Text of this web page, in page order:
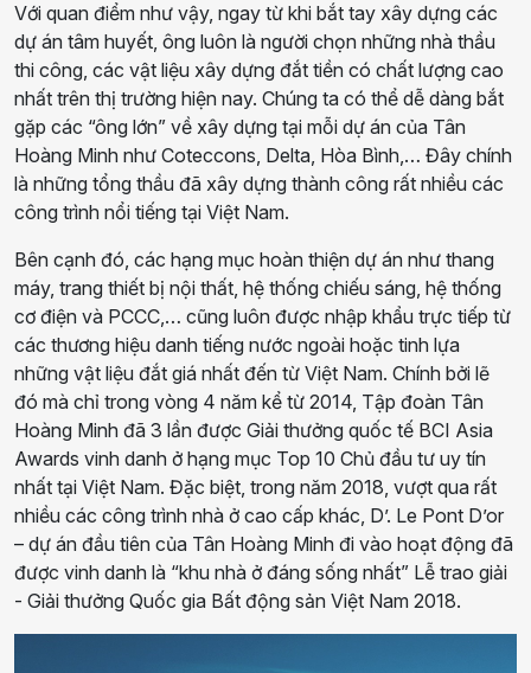
Với quan điểm như vậy, ngay từ khi bắt tay xây dựng các
dự án tâm huyết, ông luôn là người chọn những nhà thầu
thi công, các vật liệu xây dựng đắt tiền có chất lượng cao
nhất trên thị trường hiện nay. Chúng ta có thể dễ dàng bắt
gặp các “ông lớn” về xây dựng tại mỗi dự án của Tân
Hoàng Minh như Coteccons, Delta, Hòa Bình,… Đây chính
là những tổng thầu đã xây dựng thành công rất nhiều các
công trình nổi tiếng tại Việt Nam.
Bên cạnh đó, các hạng mục hoàn thiện dự án như thang
máy, trang thiết bị nội thất, hệ thống chiếu sáng, hệ thống
cơ điện và PCCC,… cũng luôn được nhập khẩu trực tiếp từ
các thương hiệu danh tiếng nước ngoài hoặc tinh lựa
những vật liệu đắt giá nhất đến từ Việt Nam. Chính bởi lẽ
đó mà chỉ trong vòng 4 năm kể từ 2014, Tập đoàn Tân
Hoàng Minh đã 3 lần được Giải thưởng quốc tế BCI Asia
Awards vinh danh ở hạng mục Top 10 Chủ đầu tư uy tín
nhất tại Việt Nam. Đặc biệt, trong năm 2018, vượt qua rất
nhiều các công trình nhà ở cao cấp khác, D’. Le Pont D’or
– dự án đầu tiên của Tân Hoàng Minh đi vào hoạt động đã
được vinh danh là “khu nhà ở đáng sống nhất” Lễ trao giải
- Giải thưởng Quốc gia Bất động sản Việt Nam 2018.